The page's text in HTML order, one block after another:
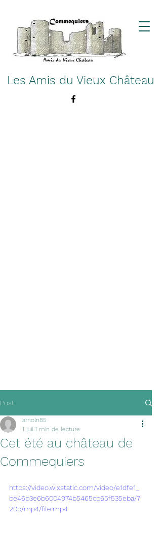
Les Amis du Vieux Château
Post
Cet été au château de
Commequiers
arnoln85
1 juil.1 min de lecture
https://video.wixstatic.com/video/e1dfe1_
be46b3e6b6004974b5465cb65f535eba/7
20p/mp4/file.mp4